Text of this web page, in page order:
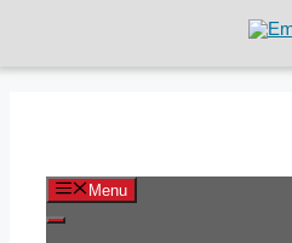
Menu